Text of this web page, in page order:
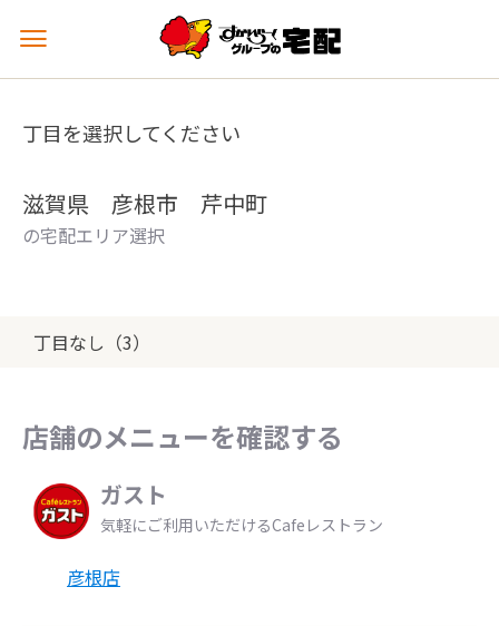
メ
ュ
を
丁目を選択してください
滋賀県 彦根市 芹中町
の宅配エリア選択
丁目なし（3）
店舗のメニューを確認する
ガスト
気軽にご利用いただけるCafeレストラン
彦根店